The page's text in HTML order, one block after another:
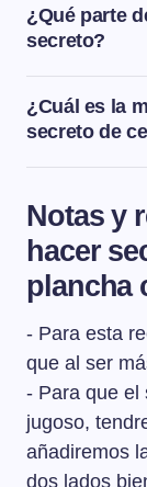
ibérico con
tener tanta
muy jugoso en
¿Qué parte
secreto?
El secreto de
entre la
porque es un
¿Cuál es la
secreto de
La mejor
tanta grasa
cocinado son
crujiente por
en el interior.
Notas y
hacer
plancha
- Para esta
que al ser
- Para que el
jugoso,
añadiremos
dos lados